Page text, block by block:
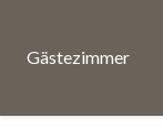
Gästezimmer